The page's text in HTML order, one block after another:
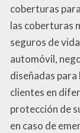
coberturas
las coberturas
seguros de
automóvil,
diseñadas
clientes en
protección de
en caso de